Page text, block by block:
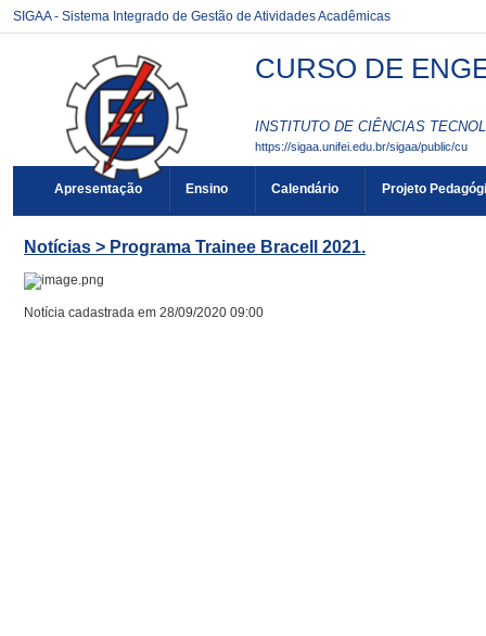
SIGAA - Sistema Integrado de Gestão de Atividades Acadêmicas
CURSO DE
INSTITUTO DE CIÊNCIAS
https://sigaa.unifei.edu.br/sigaa/public/cu
Apresentação Ensino Calendário Projeto
Notícias > Programa Trainee Bracell 2021.
Notícia cadastrada em 28/09/2020 09:00